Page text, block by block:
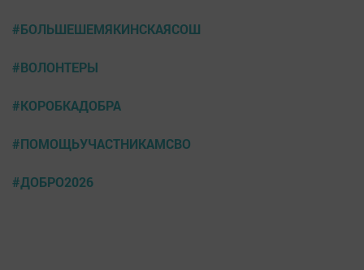
#БОЛЬШЕШЕМЯКИНСКАЯСОШ
#ВОЛОНТЕРЫ
#КОРОБКАДОБРА
#ПОМОЩЬУЧАСТНИКАМСВО
#ДОБРО2026